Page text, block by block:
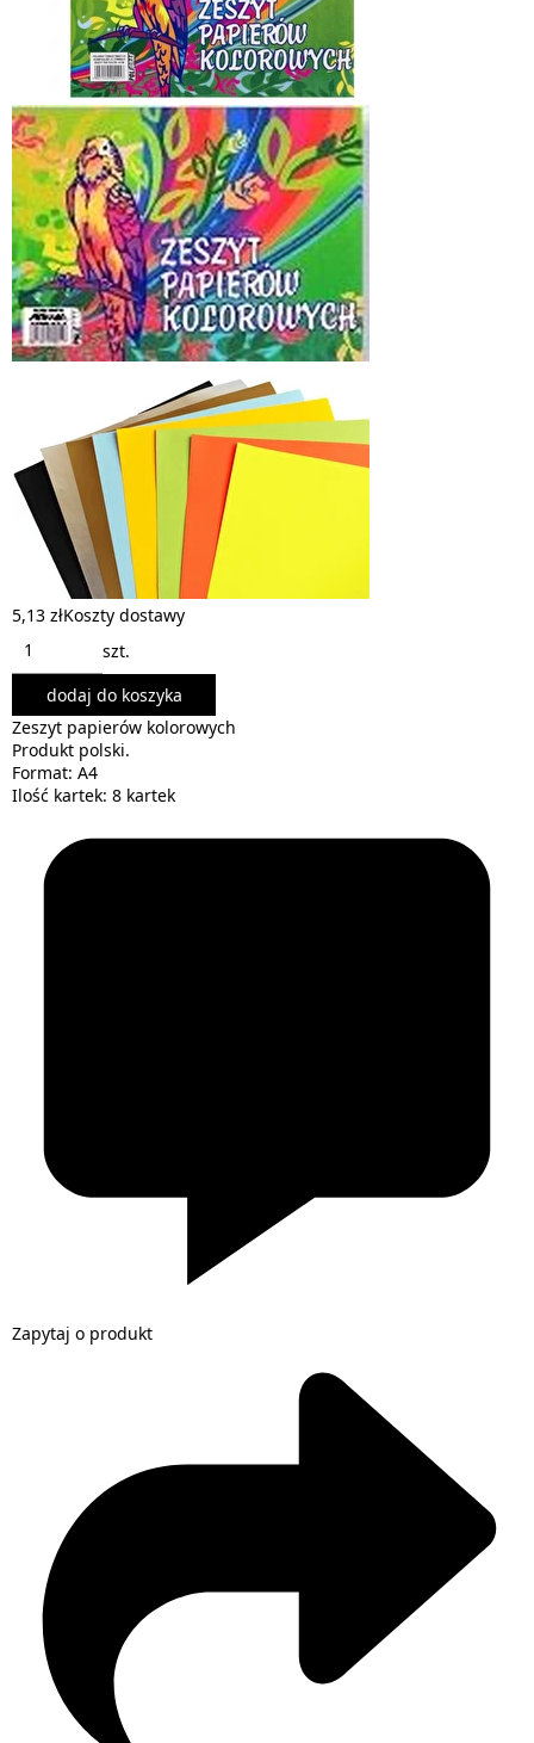
5,13 złKoszty dostawy
szt.
dodaj do koszyka
Zeszyt papierów kolorowych
Produkt polski.
Format: A4
Ilość kartek: 8 kartek
Zapytaj o produkt